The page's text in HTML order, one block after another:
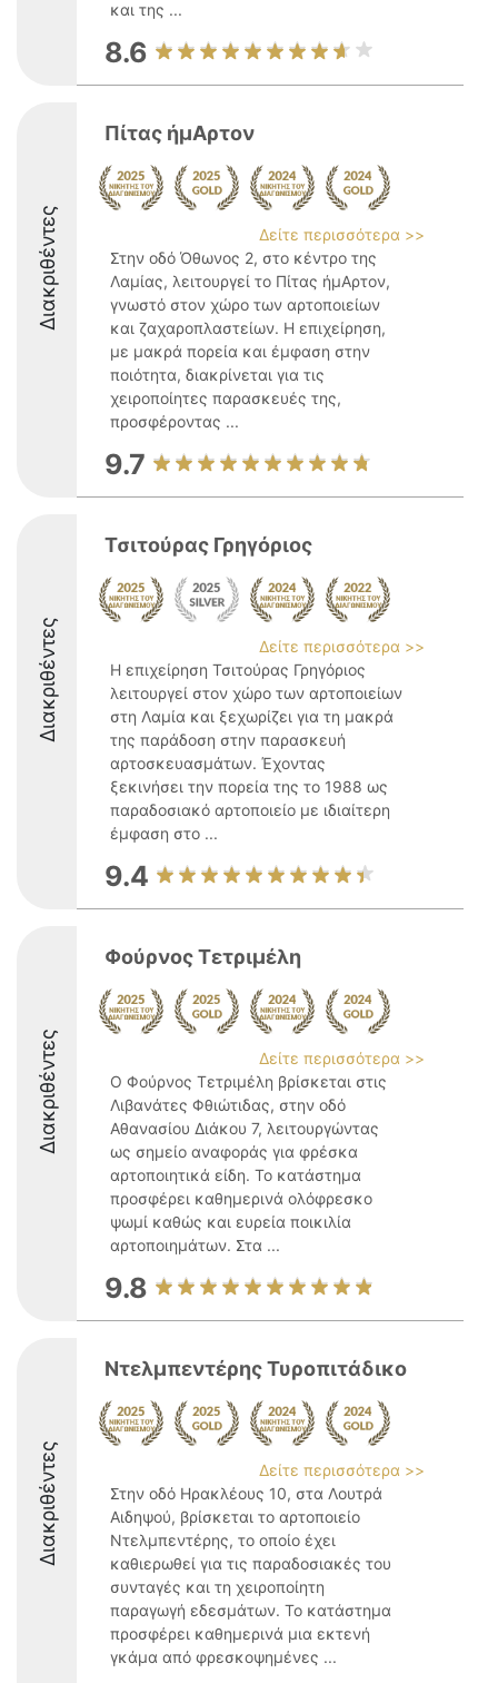
και της ...
8.6
Διακριθέντες
Πίτας ήμΑρτον
Δείτε περισσότερα >>
Στην οδό Όθωνος 2, στο κέντρο της
Λαμίας, λειτουργεί το Πίτας ήμΑρτον,
γνωστό στον χώρο των αρτοποιείων
και ζαχαροπλαστείων. Η επιχείρηση,
με μακρά πορεία και έμφαση στην
ποιότητα, διακρίνεται για τις
χειροποίητες παρασκευές της,
προσφέροντας ...
9.7
Διακριθέντες
Τσιτούρας Γρηγόριος
Δείτε περισσότερα >>
Η επιχείρηση Τσιτούρας Γρηγόριος
λειτουργεί στον χώρο των αρτοποιείων
στη Λαμία και ξεχωρίζει για τη μακρά
της παράδοση στην παρασκευή
αρτοσκευασμάτων. Έχοντας
ξεκινήσει την πορεία της το 1988 ως
παραδοσιακό αρτοποιείο με ιδιαίτερη
έμφαση στο ...
9.4
Διακριθέντες
Φούρνος Τετριμέλη
Δείτε περισσότερα >>
Ο Φούρνος Τετριμέλη βρίσκεται στις
Λιβανάτες Φθιώτιδας, στην οδό
Αθανασίου Διάκου 7, λειτουργώντας
ως σημείο αναφοράς για φρέσκα
αρτοποιητικά είδη. Το κατάστημα
προσφέρει καθημερινά ολόφρεσκο
ψωμί καθώς και ευρεία ποικιλία
αρτοποιημάτων. Στα ...
9.8
Διακριθέντες
Ντελμπεντέρης Τυροπιτάδικο
Δείτε περισσότερα >>
Στην οδό Ηρακλέους 10, στα Λουτρά
Αιδηψού, βρίσκεται το αρτοποιείο
Ντελμπεντέρης, το οποίο έχει
καθιερωθεί για τις παραδοσιακές του
συνταγές και τη χειροποίητη
παραγωγή εδεσμάτων. Το κατάστημα
προσφέρει καθημερινά μια εκτενή
γκάμα από φρεσκοψημένες ...